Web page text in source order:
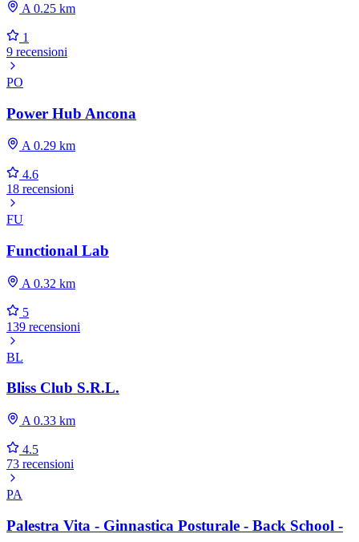
A 0.25 km
1
9 recensioni
PO
Power Hub Ancona
A 0.29 km
4.6
18 recensioni
FU
Functional Lab
A 0.32 km
5
139 recensioni
BL
Bliss Club S.R.L.
A 0.33 km
4.5
73 recensioni
PA
Palestra Vita - Ginnastica Posturale - Back School -